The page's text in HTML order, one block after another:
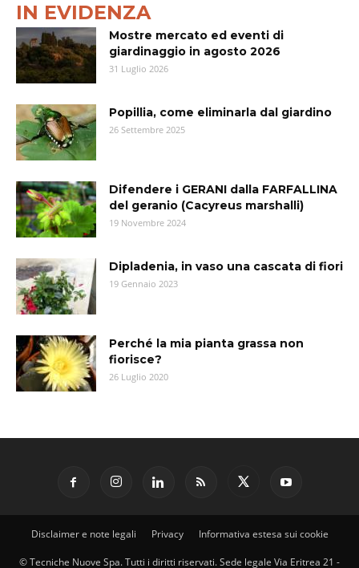
IN EVIDENZA
Mostre mercato ed eventi di
giardinaggio in agosto 2026
31 Luglio 2026
Popillia, come eliminarla dal giardino
26 Settembre 2025
Difendere i GERANI dalla FARFALLINA
del geranio (Cacyreus marshalli)
19 Novembre 2024
Dipladenia, in vaso una cascata di fiori
19 Gennaio 2023
Perché la mia pianta grassa non
fiorisce?
26 Luglio 2020
Disclaimer e note legali Privacy Informativa estesa sui cookie
© Tecniche Nuove Spa. Tutti i diritti riservati. Sede legale Via Eritrea 21 -